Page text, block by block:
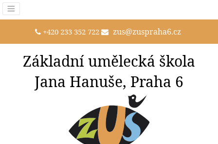
+420 233 352 722 zus@zuspraha6.cz
Základní umělecká škola
Jana Hanuše, Praha 6